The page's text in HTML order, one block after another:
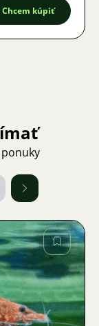
Chcem kúpiť